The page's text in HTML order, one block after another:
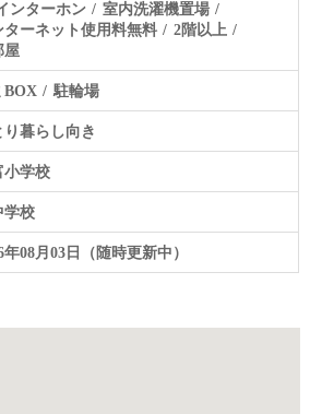
ンターホン
室内洗濯機置場
ターネット使用料無料
2階以上
屋
BOX 駐輪場
り暮らし向き
小学校
学校
年08月03日（随時更新中）